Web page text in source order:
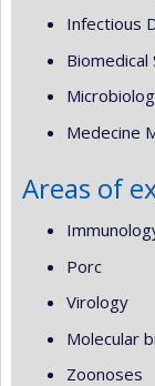
Infectious
Biomedical
Medecine
Areas of
Porc
Virology
Molecular
Zoonoses